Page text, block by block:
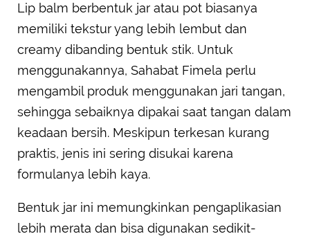
Lip balm berbentuk jar atau pot biasanya
memiliki tekstur yang lebih lembut dan
creamy dibanding bentuk stik. Untuk
menggunakannya, Sahabat Fimela perlu
mengambil produk menggunakan jari tangan,
sehingga sebaiknya dipakai saat tangan dalam
keadaan bersih. Meskipun terkesan kurang
praktis, jenis ini sering disukai karena
formulanya lebih kaya.
Bentuk jar ini memungkinkan pengaplikasian
lebih merata dan bisa digunakan sedikit-